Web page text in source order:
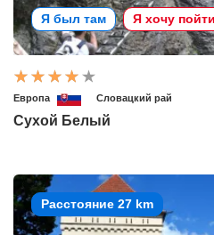
Я был там Я хочу
Европа Словацкий рай
Сухой Белый
Расстояние 27 km